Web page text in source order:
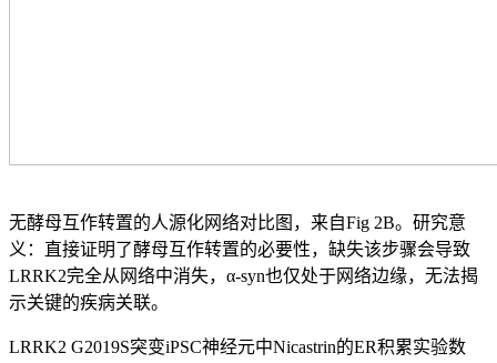
无酵母互作转置的人源化网络对比图，来自Fig 2B。研究意
义：直接证明了酵母互作转置的必要性，缺失该步骤会导致
LRRK2完全从网络中消失，α-syn也仅处于网络边缘，无法揭
示关键的疾病关联。
LRRK2 G2019S突变iPSC神经元中Nicastrin的ER积累实验数